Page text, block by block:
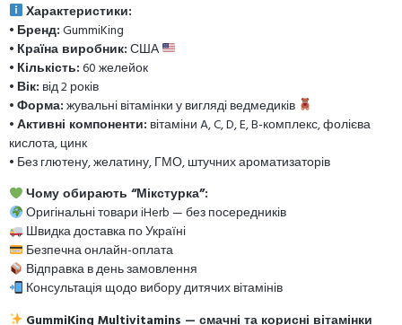
Характеристики:
• Бренд:GummiKing
• Країна виробник:США
• Кількість:60 желейок
• Вік: від 2 років
•Форма:жувальні вітамінки у вигляді ведмедиків
•Активні компоненти: вітаміни A, C, D, E, B-комплекс, фолієва
кислота, цинк
• Без глютену, желатину, ГМО, штучних ароматизаторів
Чому обирають “Мікстурка”:
Оригінальні товари iHerb — без посередників
Швидка доставка по Україні
Безпечна онлайн-оплата
Відправка в день замовлення
Консультація щодо вибору дитячих вітамінів
GummiKing Multivitamins — смачні та корисні вітамінки